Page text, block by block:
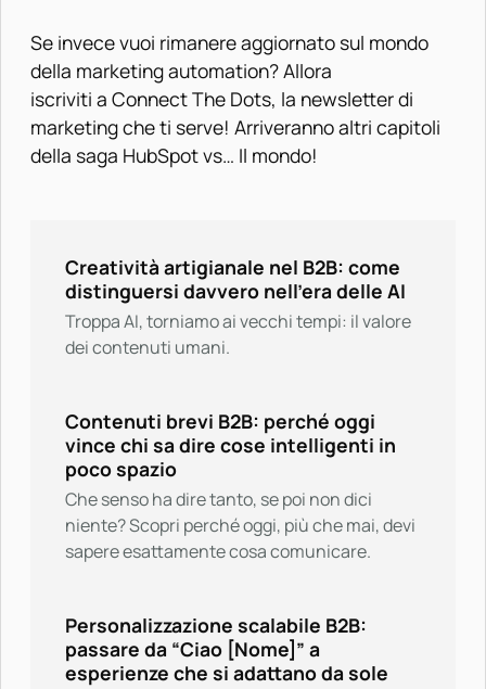
Se invece vuoi rimanere aggiornato sul mondo
della marketing automation? Allora
iscriviti a Connect The Dots, la newsletter di
marketing che ti serve! Arriveranno altri capitoli
della saga HubSpot vs… Il mondo!
Creatività artigianale nel B2B: come
distinguersi davvero nell’era delle AI
Troppa AI, torniamo ai vecchi tempi: il valore
dei contenuti umani.
Contenuti brevi B2B: perché oggi
vince chi sa dire cose intelligenti in
poco spazio
Che senso ha dire tanto, se poi non dici
niente? Scopri perché oggi, più che mai, devi
sapere esattamente cosa comunicare.
Personalizzazione scalabile B2B:
passare da “Ciao [Nome]” a
esperienze che si adattano da sole